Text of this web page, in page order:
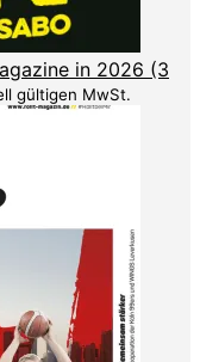
in 2026 (3
gültigen MwSt.